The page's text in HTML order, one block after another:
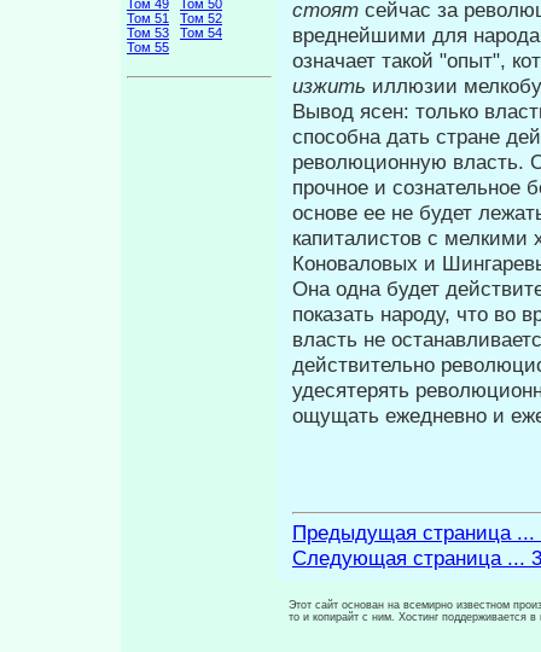
Том 49
Том 50
Том 51
Том 52
Том 53
Том 54
Том 55
стоят сейчас за
вреднейшими для
означает такой "опыт",
изжить иллюзии
Вывод ясен: только
спо­собна дать стране
революционную власть.
прочное и сознательное
основе ее не будет
капиталистов с
Коноваловых и
Она одна будет
показать народу, что
власть не
действительно
удесятерять
ощущать ежедневно и
Предыдущая страница ...
Следующая страница ...
Этот сайт основан на всемирно известном
то и копирайт с ним. Хостинг поддерживается